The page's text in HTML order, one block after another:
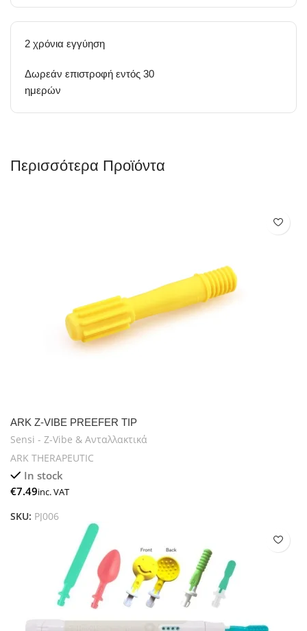
2 χρόνια εγγύηση
Δωρεάν επιστροφή εντός 30
ημερών
Περισσότερα Προϊόντα
ARK Z-VIBE PREEFER TIP
Sensi - Z-Vibe & Ανταλλακτικά
ARK THERAPEUTIC
In stock
€
SKU: PJ006